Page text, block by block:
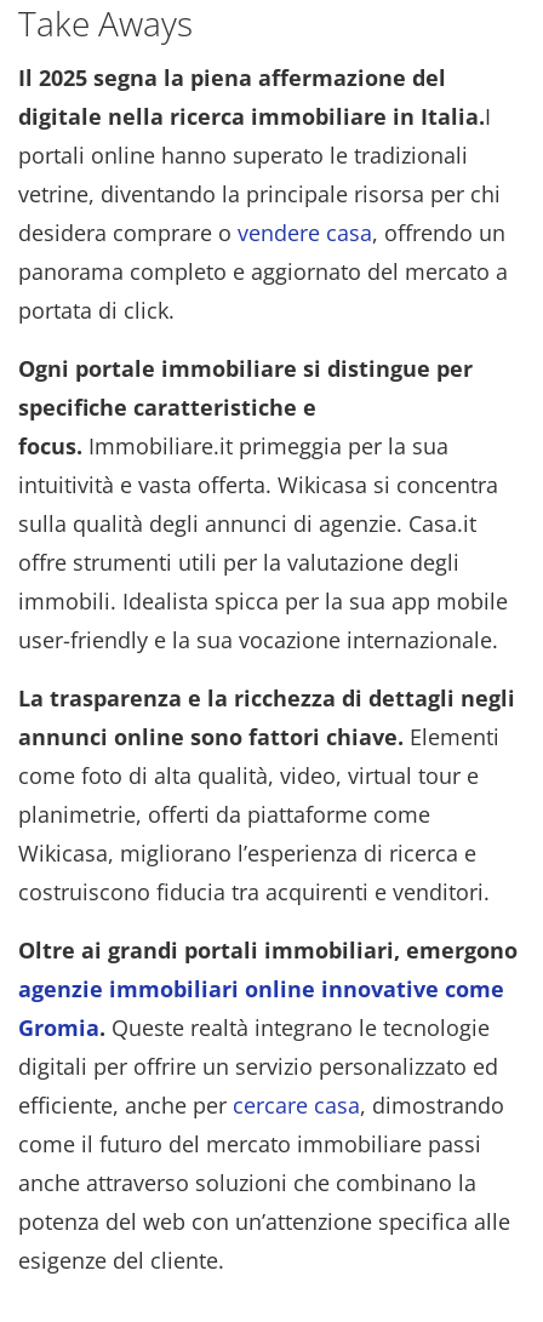
Take Aways
Il 2025 segna la piena affermazione del
digitale nella ricerca immobiliare in Italia.I
portali online hanno superato le tradizionali
vetrine, diventando la principale risorsa per chi
desidera comprare o vendere casa, offrendo un
panorama completo e aggiornato del mercato a
portata di click.
Ogni portale immobiliare si distingue per
specifiche caratteristiche e
focus. Immobiliare.it primeggia per la sua
intuitività e vasta offerta. Wikicasa si concentra
sulla qualità degli annunci di agenzie. Casa.it
offre strumenti utili per la valutazione degli
immobili. Idealista spicca per la sua app mobile
user-friendly e la sua vocazione internazionale.
La trasparenza e la ricchezza di dettagli negli
annunci online sono fattori chiave. Elementi
come foto di alta qualità, video, virtual tour e
planimetrie, offerti da piattaforme come
Wikicasa, migliorano l’esperienza di ricerca e
costruiscono fiducia tra acquirenti e venditori.
Oltre ai grandi portali immobiliari, emergono
agenzie immobiliari online innovative come
Gromia. Queste realtà integrano le tecnologie
digitali per offrire un servizio personalizzato ed
efficiente, anche per cercare casa, dimostrando
come il futuro del mercato immobiliare passi
anche attraverso soluzioni che combinano la
potenza del web con un’attenzione specifica alle
esigenze del cliente.